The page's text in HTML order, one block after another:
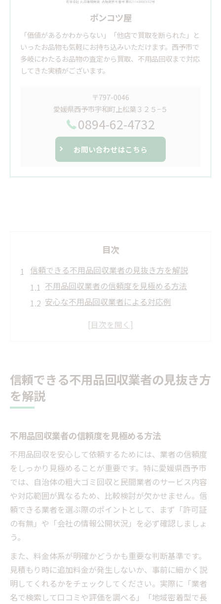
ポンコツ屋
「価値があるかわからない」「他店で買取を断られた」と
いったお品物も気軽にお持ち込みいただけます。西予市で
多岐にわたるお品物の査定から買取、不用品回収まで対応
してきた実績がございます。
〒797-0046
愛媛県西予市宇和町上松葉３２５−５
0894-62-4732
お問い合わせはこちら
目次
信頼できる不用品回収業者の見抜き方を解説
不用品回収業者の信頼度を見極める方法
安心な不用品回収業者による対応例
無料回収や追加料金の危険サインとは
西予市で選ばれる不用品回収の強み
手続きが簡単な不用品回収サービスの見分
け方
豊富な経験が生む不用品回収の安心ポイント
豊富な経験が不用品回収に与える安心感
経験豊かなスタッフによる柔軟な対応
大量の不用品回収もスムーズに処理可能
不用品回収の現場経験が安心に直結する理
由
失敗しない不用品回収依頼の実践術まとめ
不用品回収依頼で失敗しない手順を解説
信頼できる不用品回収業者の見抜き方
を解説
不用品回収業者の信頼度を見極める方法
不用品回収を安心して依頼するためには、業者の信頼度
をしっかり見極めることが重要です。特に愛媛県西予市
では、自治体の粗大ゴミ回収と民間業者のサービス内容
や対応範囲が異なるため、比較検討が欠かせません。信
頼できる業者を選ぶ際のポイントとして、まず「許可証
の有無」や「会社の情報公開状況」を必ず確認しましょ
う。
また、料金体系が明確かどうかも重要な判断基準です。
見積もり時に追加料金が発生しないか、事前に細かく説
明してくれるかをチェックしてください。実際に「業者
名で検索して口コミや評価を調べる」「地域密着型で長